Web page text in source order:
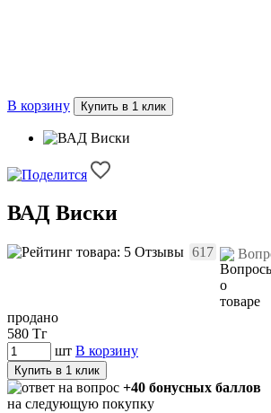
В корзину Купить в 1 клик
ВАД Виски
Отзывы 617
продано
580 Тг
шт В корзину
Купить в 1 клик
+40 бонусных баллов
на следующую покупку